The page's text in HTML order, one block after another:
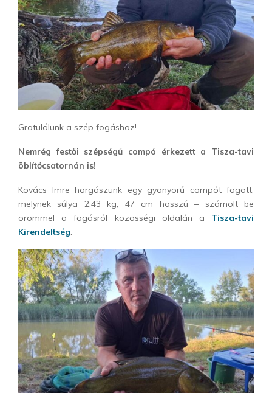
Gratulálunk a szép fogáshoz!
Nemrég festői szépségű compó érkezett a Tisza-tavi
öblítőcsatornán is!
Kovács Imre horgászunk egy gyönyörű compót fogott,
melynek súlya 2,43 kg, 47 cm hosszú – számolt be
örömmel a fogásról közösségi oldalán a Tisza-tavi
Kirendeltség.